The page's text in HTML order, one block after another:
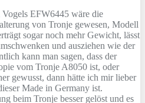
EFW6445 wäre die
von Tronje gewesen, Modell
sogar noch mehr Gewicht, lässt
und ausziehen wie der
kann man sagen, dass der
vom Tronje A8050 ist, oder
gewusst, dann hätte ich mir lieber
Made in Germany ist.
beim Tronje besser gelöst und es